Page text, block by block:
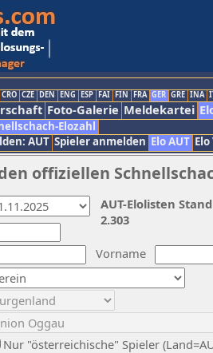
CRO CZE DEN ENG ESP FAI FIN FRA GER GRE INA
Foto-Galerie Meldekartei
Elozahl
AUT Spieler anmelden Elo AUT
offiziellen
Vorname
Nur "österreichische" Spieler
AUT-Elolisten
2.303